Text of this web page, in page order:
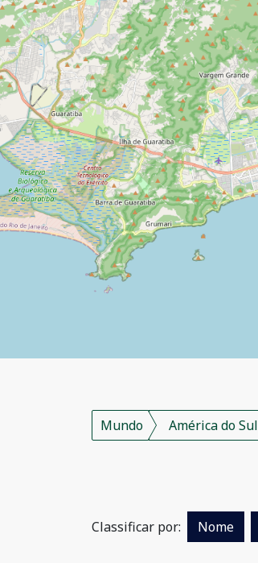
Mundo América do Sul
Classificar por: Nome